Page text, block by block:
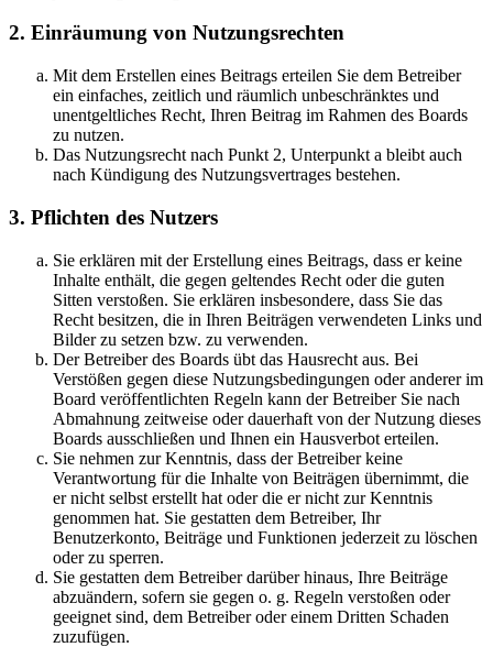
2. Einräumung von Nutzungsrechten
Mit dem Erstellen eines Beitrags erteilen Sie dem Betreiber
ein einfaches, zeitlich und räumlich unbeschränktes und
unentgeltliches Recht, Ihren Beitrag im Rahmen des Boards
zu nutzen.
Das Nutzungsrecht nach Punkt 2, Unterpunkt a bleibt auch
nach Kündigung des Nutzungsvertrages bestehen.
3. Pflichten des Nutzers
Sie erklären mit der Erstellung eines Beitrags, dass er keine
Inhalte enthält, die gegen geltendes Recht oder die guten
Sitten verstoßen. Sie erklären insbesondere, dass Sie das
Recht besitzen, die in Ihren Beiträgen verwendeten Links und
Bilder zu setzen bzw. zu verwenden.
Der Betreiber des Boards übt das Hausrecht aus. Bei
Verstößen gegen diese Nutzungsbedingungen oder anderer im
Board veröffentlichten Regeln kann der Betreiber Sie nach
Abmahnung zeitweise oder dauerhaft von der Nutzung dieses
Boards ausschließen und Ihnen ein Hausverbot erteilen.
Sie nehmen zur Kenntnis, dass der Betreiber keine
Verantwortung für die Inhalte von Beiträgen übernimmt, die
er nicht selbst erstellt hat oder die er nicht zur Kenntnis
genommen hat. Sie gestatten dem Betreiber, Ihr
Benutzerkonto, Beiträge und Funktionen jederzeit zu löschen
oder zu sperren.
Sie gestatten dem Betreiber darüber hinaus, Ihre Beiträge
abzuändern, sofern sie gegen o. g. Regeln verstoßen oder
geeignet sind, dem Betreiber oder einem Dritten Schaden
zuzufügen.